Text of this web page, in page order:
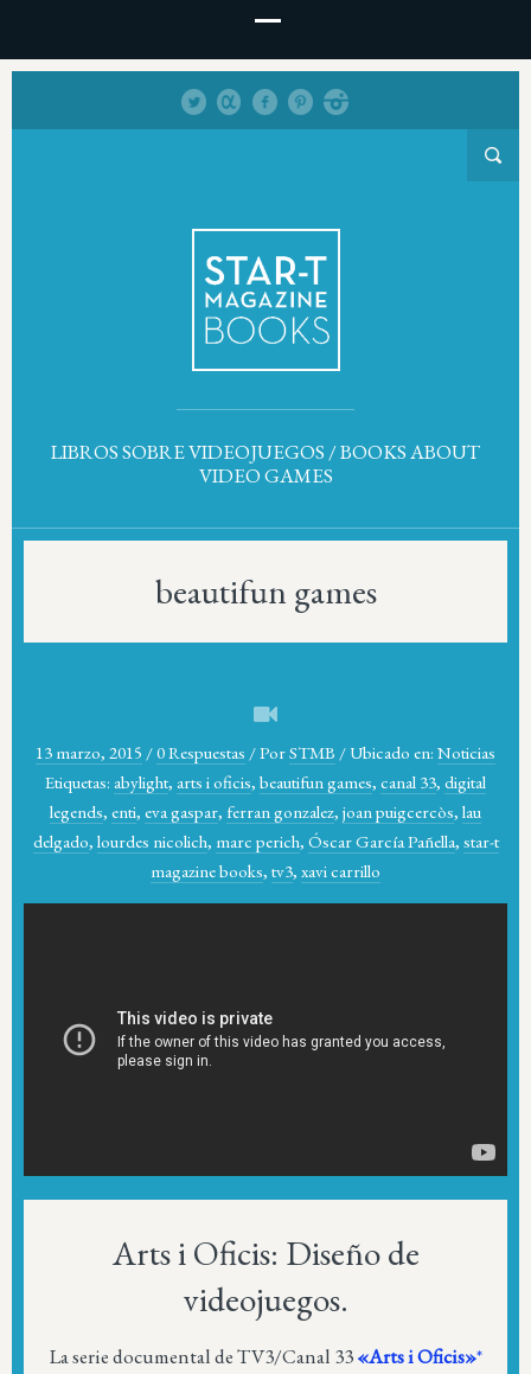
LIBROS SOBRE VIDEOJUEGOS / BOOKS ABOUT
VIDEO GAMES
beautifun games
13 marzo, 2015 /0 Respuestas /PorSTMB / Ubicado en: Noticias
Etiquetas: abylight, arts i oficis, beautifun games, canal 33, digital
legends, enti, eva gaspar, ferran gonzalez, joan puigcercòs, lau
delgado, lourdes nicolich, marc perich, Óscar García Pañella, star-t
magazine books, tv3, xavi carrillo
Arts i Oficis: Diseño de
videojuegos.
La serie documental de TV3/Canal 33«Arts i Oficis»*